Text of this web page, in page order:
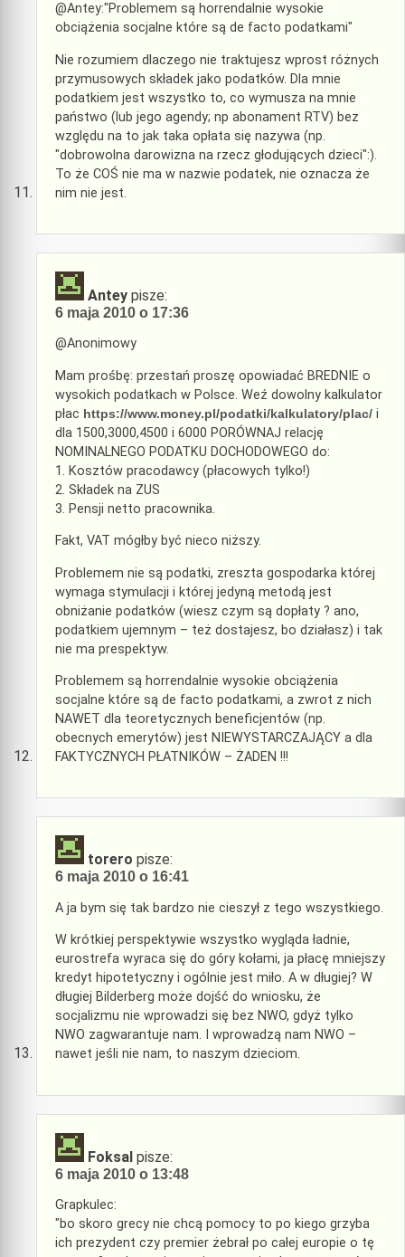
@Antey:"Problemem są horrendalnie wysokie
obciążenia socjalne które są de facto podatkami"
Nie rozumiem dlaczego nie traktujesz wprost różnych
przymusowych składek jako podatków. Dla mnie
podatkiem jest wszystko to, co wymusza na mnie
państwo (lub jego agendy; np abonament RTV) bez
względu na to jak taka opłata się nazywa (np.
"dobrowolna darowizna na rzecz głodujących dzieci":).
To że COŚ nie ma w nazwie podatek, nie oznacza że
nim nie jest.
Antey pisze:
6 maja 2010 o 17:36
@Anonimowy
Mam prośbę: przestań proszę opowiadać BREDNIE o
wysokich podatkach w Polsce. Weź dowolny kalkulator
płac https://www.money.pl/podatki/kalkulatory/plac/ i
dla 1500,3000,4500 i 6000 PORÓWNAJ relację
NOMINALNEGO PODATKU DOCHODOWEGO do:
1. Kosztów pracodawcy (płacowych tylko!)
2. Składek na ZUS
3. Pensji netto pracownika.
Fakt, VAT mógłby być nieco niższy.
Problemem nie są podatki, zreszta gospodarka której
wymaga stymulacji i której jedyną metodą jest
obniżanie podatków (wiesz czym są dopłaty ? ano,
podatkiem ujemnym – też dostajesz, bo działasz) i tak
nie ma prespektyw.
Problemem są horrendalnie wysokie obciążenia
socjalne które są de facto podatkami, a zwrot z nich
NAWET dla teoretycznych beneficjentów (np.
obecnych emerytów) jest NIEWYSTARCZAJĄCY a dla
FAKTYCZNYCH PŁATNIKÓW – ŻADEN !!!
torero pisze:
6 maja 2010 o 16:41
A ja bym się tak bardzo nie cieszył z tego wszystkiego.
W krótkiej perspektywie wszystko wygląda ładnie,
eurostrefa wyraca się do góry kołami, ja płacę mniejszy
kredyt hipotetyczny i ogólnie jest miło. A w długiej? W
długiej Bilderberg może dojść do wniosku, że
socjalizmu nie wprowadzi się bez NWO, gdyż tylko
NWO zagwarantuje nam. I wprowadzą nam NWO –
nawet jeśli nie nam, to naszym dzieciom.
Foksal pisze:
6 maja 2010 o 13:48
Grapkulec:
"bo skoro grecy nie chcą pomocy to po kiego grzyba
ich prezydent czy premier żebrał po całej europie o tę